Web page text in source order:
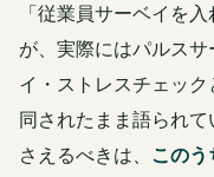
「従業員サーベイを
が、実際にはパルス
イ・ストレスチェック
同されたまま語られ
さえるべきは、 このう